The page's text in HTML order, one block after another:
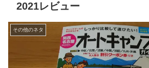
2021レビュー
その他のネタ